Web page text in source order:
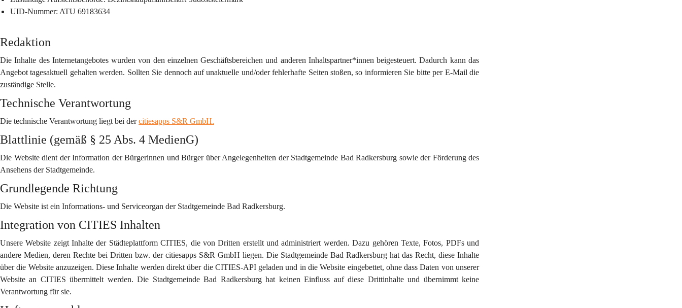
UID-Nummer: ATU 69183634
Redaktion
Die Inhalte des Internetangebotes wurden von den einzelnen Geschäftsbereichen und anderen Inhaltspartner*innen beigesteuert. Dadurch kann das
Angebot tagesaktuell gehalten werden. Sollten Sie dennoch auf unaktuelle und/oder fehlerhafte Seiten stoßen, so informieren Sie bitte per E-Mail die
zuständige Stelle.
Technische Verantwortung
Die technische Verantwortung liegt bei der citiesapps S&R GmbH.
Blattlinie (gemäß § 25 Abs. 4 MedienG)
Die Website dient der Information der Bürgerinnen und Bürger über Angelegenheiten der Stadtgemeinde Bad Radkersburg sowie der Förderung des
Ansehens der Stadtgemeinde.
Grundlegende Richtung
Die Website ist ein Informations- und Serviceorgan der Stadtgemeinde Bad Radkersburg.
Integration von CITIES Inhalten
Unsere Website zeigt Inhalte der Städteplattform CITIES, die von Dritten erstellt und administriert werden. Dazu gehören Texte, Fotos, PDFs und
andere Medien, deren Rechte bei Dritten bzw. der citiesapps S&R GmbH liegen. Die Stadtgemeinde Bad Radkersburg hat das Recht, diese Inhalte
über die Website anzuzeigen. Diese Inhalte werden direkt über die CITIES-API geladen und in die Website eingebettet, ohne dass Daten von unserer
Website an CITIES übermittelt werden. Die Stadtgemeinde Bad Radkersburg hat keinen Einfluss auf diese Drittinhalte und übernimmt keine
Verantwortung für sie.